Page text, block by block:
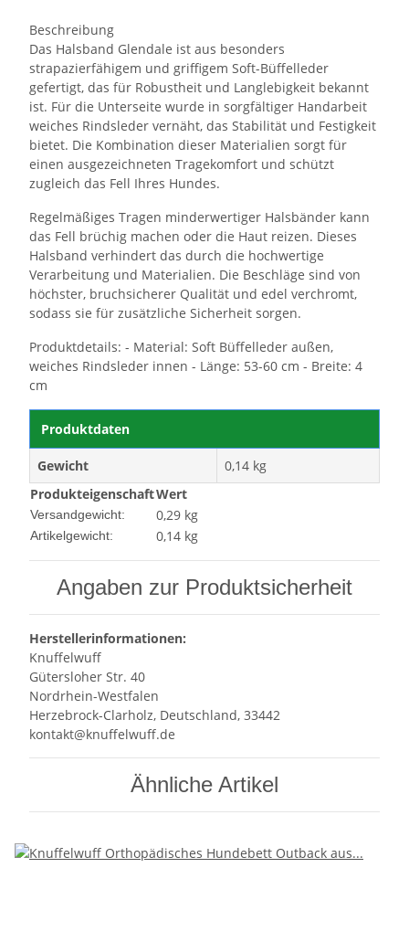
Beschreibung
Das Halsband Glendale ist aus besonders
strapazierfähigem und griffigem Soft-Büffelleder
gefertigt, das für Robustheit und Langlebigkeit bekannt
ist. Für die Unterseite wurde in sorgfältiger Handarbeit
weiches Rindsleder vernäht, das Stabilität und Festigkeit
bietet. Die Kombination dieser Materialien sorgt für
einen ausgezeichneten Tragekomfort und schützt
zugleich das Fell Ihres Hundes.
Regelmäßiges Tragen minderwertiger Halsbänder kann
das Fell brüchig machen oder die Haut reizen. Dieses
Halsband verhindert das durch die hochwertige
Verarbeitung und Materialien. Die Beschläge sind von
höchster, bruchsicherer Qualität und edel verchromt,
sodass sie für zusätzliche Sicherheit sorgen.
Produktdetails: - Material: Soft Büffelleder außen,
weiches Rindsleder innen - Länge: 53-60 cm - Breite: 4
cm
Produktdaten
Gewicht
0,14 kg
ProdukteigenschaftWert
Versandgewicht: 0,29 kg
Artikelgewicht: 0,14 kg
Angaben zur Produktsicherheit
Herstellerinformationen:
Knuffelwuff
Gütersloher Str. 40
Nordrhein-Westfalen
Herzebrock-Clarholz, Deutschland, 33442
kontakt@knuffelwuff.de
Ähnliche Artikel